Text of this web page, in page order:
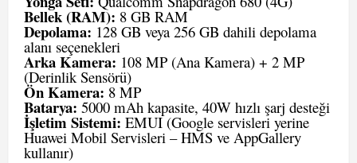
Bellek (RAM): 8 GB RAM
Depolama: 128 GB veya 256 GB dahili depolama
alanı seçenekleri
Arka Kamera: 108 MP (Ana Kamera) + 2 MP
(Derinlik Sensörü)
Ön Kamera: 8 MP
Batarya: 5000 mAh kapasite, 40W hızlı şarj desteği
İşletim Sistemi: EMUI (Google servisleri yerine
Huawei Mobil Servisleri – HMS ve AppGallery
kullanır)